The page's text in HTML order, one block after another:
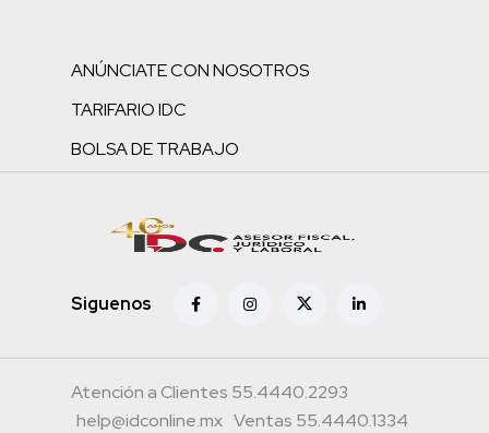
ANÚNCIATE CON NOSOTROS
TARIFARIO IDC
BOLSA DE TRABAJO
Siguenos
Atención a Clientes 55.4440.2293
help@idconline.mx Ventas 55.4440.1334